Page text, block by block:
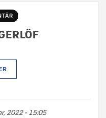
2022 - 15:05